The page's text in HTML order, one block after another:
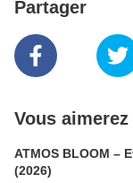
Partager
Vous
ATMOS BLOOM –
(2026)